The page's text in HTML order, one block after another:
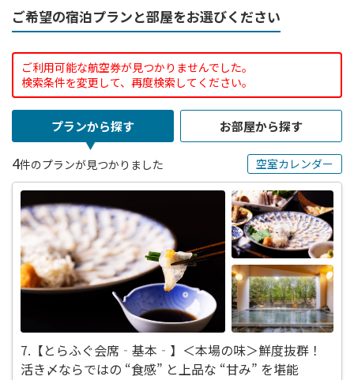
ご希望の宿泊プランと部屋をお選びください
ご利用可能な航空券が見つかりませんでした。
検索条件を変更して、再度検索してください。
プランから探す お部屋から探す
4件のプランが見つかりました 空室カレンダー
7.【とらふぐ会席‐基本‐】＜本場の味＞鮮度抜群！
活き〆ならではの “食感” と上品な “甘み” を堪能